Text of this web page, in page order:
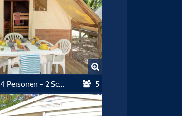
Lodge Nature** - 4 Personen - 2 Schlafzimmer - Ohne Sanitäranlagen 5